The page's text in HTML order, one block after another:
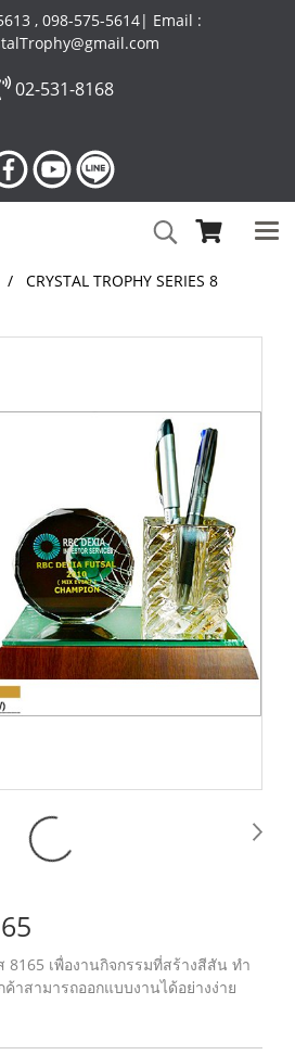
, 098-575-5614| Email :
02-531-8168
CRYSTAL TROPHY SERIES 8
8165 เพื่องานกิจกรรมที่สร้างสีสัน ทำ
าสามารถออกแบบงานได้อย่างง่าย